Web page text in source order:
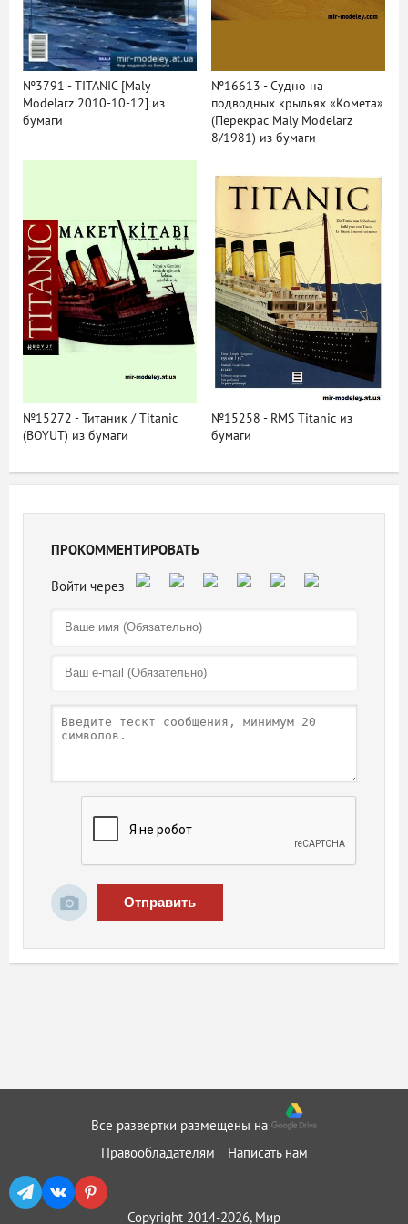
№3791 - TITANIC [Maly
Modelarz 2010-10-12] из
бумаги
№16613 - Судно на
подводных крыльях «Комета»
(Перекрас Maly Modelarz
8/1981) из бумаги
№15272 - Титаник / Titanic
(BOYUT) из бумаги
№15258 - RMS Titanic из
бумаги
ПРОКОММЕНТИРОВАТЬ
Отправить
Все развертки размещены на
Правообладателям
Написать нам
Copyright 2014-2026, Мир